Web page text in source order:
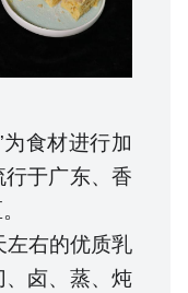
食材进行加
于广东、香
右的优质乳
卤、蒸、炖